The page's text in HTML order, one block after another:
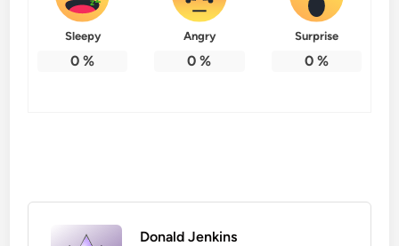
Sleepy
0 %
Angry
0 %
Surprise
0%
Donald Jenkins